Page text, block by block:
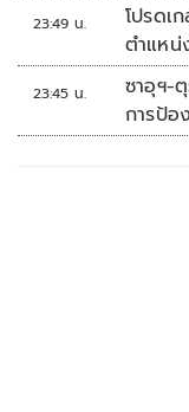
23:49 น.
โปรดเ
ตำแหน่
'พลตรี'
23:45 น.
ซาอุฯ-
การป้อ